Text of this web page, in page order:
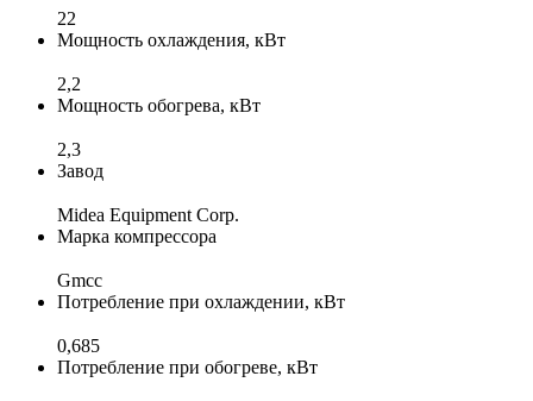
22
Мощность охлаждения, кВт
2,2
Мощность обогрева, кВт
2,3
Завод
Midea Equipment Corp.
Марка компрессора
Gmcc
Потребление при охлаждении, кВт
0,685
Потребление при обогреве, кВт